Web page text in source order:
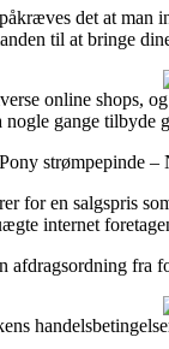
det at
til at bringe
online shops,
nogle gange tilbyde
strømpepinde
for en salgspris
internet